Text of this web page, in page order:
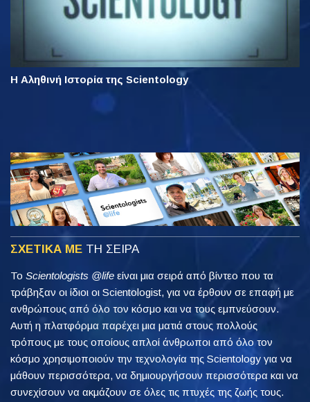
Η Αληθινή Ιστορία της Scientology
ΣΧΕΤΙΚΑ ΜΕ ΤΗ ΣΕΙΡΑ
Το Scientologists @life είναι μια σειρά από βίντεο που τα
τράβηξαν οι ίδιοι οι Scientologist, για να έρθουν σε επαφή με
ανθρώπους από όλο τον κόσμο και να τους εμπνεύσουν.
Αυτή η πλατφόρμα παρέχει μια ματιά στους πολλούς
τρόπους με τους οποίους απλοί άνθρωποι από όλο τον
κόσμο χρησιμοποιούν την τεχνολογία της Scientology για να
μάθουν περισσότερα, να δημιουργήσουν περισσότερα και να
συνεχίσουν να ακμάζουν σε όλες τις πτυχές της ζωής τους.